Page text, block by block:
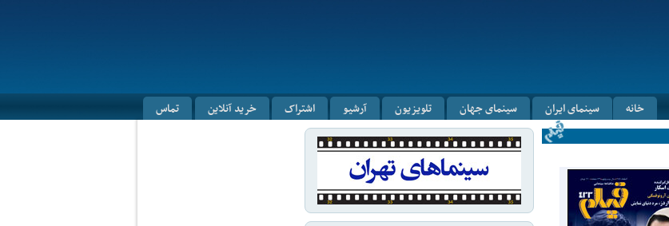
خانه سینمای ایران سینمای جهان تلویزیون آرشیو اشتراک خرید آنلاین تماس